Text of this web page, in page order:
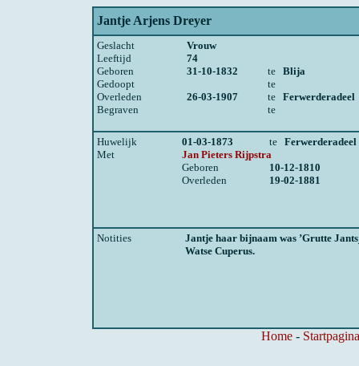
Jantje Arjens Dreyer
Geslacht
Vrouw
Leeftijd
74
Geboren
31-10-1832 te Blija
Gedoopt
te
Overleden
26-03-1907 te Ferwerderadeel
Begraven
te
Huwelijk 01-03-1873 te Ferwerderadeel
Met
Jan Pieters Rijpstra
Geboren
10-12-1810
Overleden
19-02-1881
Notities
Jantje haar bijnaam was ’Grutte
Watse Cuperus.
Home -